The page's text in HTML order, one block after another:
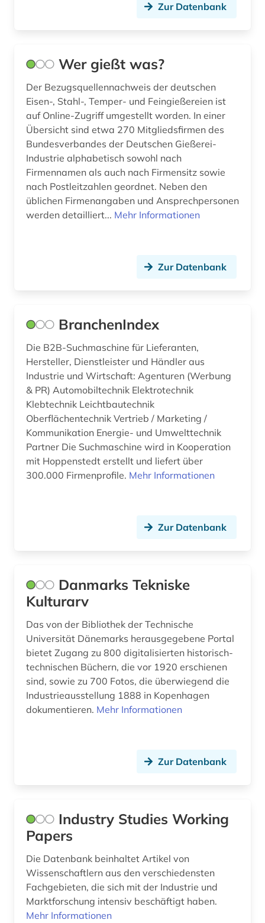
Zur Datenbank
Wer gießt was?
Der Bezugsquellennachweis der deutschen
Eisen-, Stahl-, Temper- und Feingießereien ist
auf Online-Zugriff umgestellt worden. In einer
Übersicht sind etwa 270 Mitgliedsfirmen des
Bundesverbandes der Deutschen Gießerei-
Industrie alphabetisch sowohl nach
Firmennamen als auch nach Firmensitz sowie
nach Postleitzahlen geordnet. Neben den
üblichen Firmenangaben und Ansprechpersonen
werden detailliert... Mehr Informationen
Zur Datenbank
BranchenIndex
Die B2B-Suchmaschine für Lieferanten,
Hersteller, Dienstleister und Händler aus
Industrie und Wirtschaft: Agenturen (Werbung
& PR) Automobiltechnik Elektrotechnik
Klebtechnik Leichtbautechnik
Oberflächentechnik Vertrieb / Marketing /
Kommunikation Energie- und Umwelttechnik
Partner Die Suchmaschine wird in Kooperation
mit Hoppenstedt erstellt und liefert über
300.000 Firmenprofile. Mehr Informationen
Zur Datenbank
Danmarks Tekniske
Kulturarv
Das von der Bibliothek der Technische
Universität Dänemarks herausgegebene Portal
bietet Zugang zu 800 digitalisierten historisch-
technischen Büchern, die vor 1920 erschienen
sind, sowie zu 700 Fotos, die überwiegend die
Industrieausstellung 1888 in Kopenhagen
dokumentieren. Mehr Informationen
Zur Datenbank
Industry Studies Working
Papers
Die Datenbank beinhaltet Artikel von
Wissenschaftlern aus den verschiedensten
Fachgebieten, die sich mit der Industrie und
Marktforschung intensiv beschäftigt haben.
Mehr Informationen